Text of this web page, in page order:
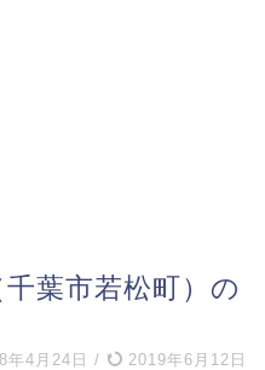
葉市若松町）の
年4月24日 / 2019年6月12日